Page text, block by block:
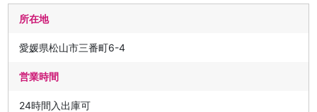
所在地
愛媛県松山市三番町6-4
営業時間
24時間入出庫可